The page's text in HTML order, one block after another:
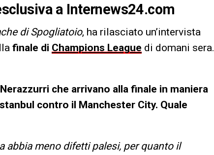
a Internews24.com
di Spogliatoio, ha rilasciato un’intervista
finale di Champions League di domani sera.
che arrivano alla finale in maniera
contro il Manchester City. Quale
abbia meno difetti palesi, per quanto il